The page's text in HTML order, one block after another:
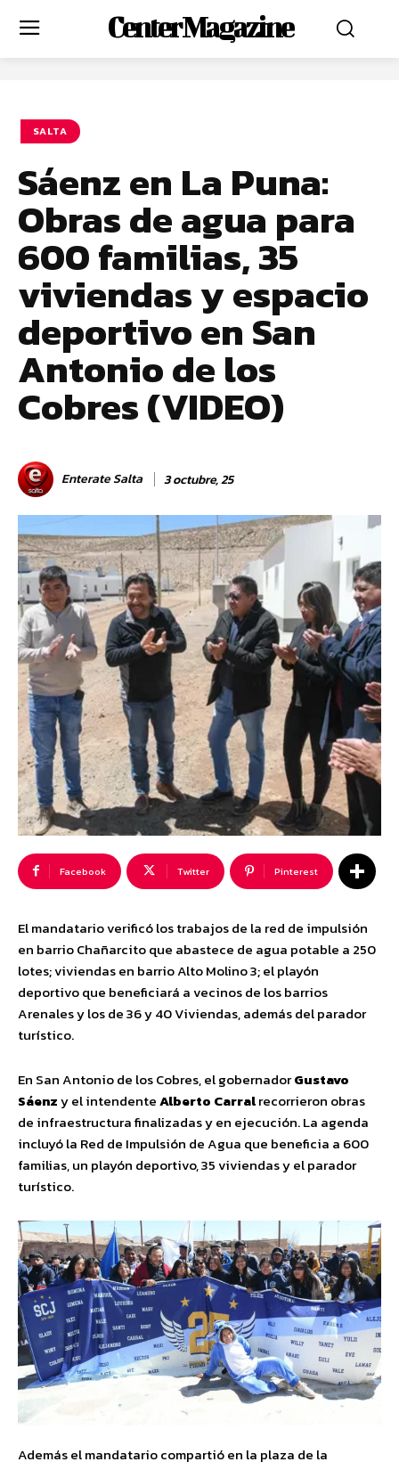
Center Magazine
SALTA
Sáenz en La Puna:
Obras de agua para
600 familias, 35
viviendas y espacio
deportivo en San
Antonio de los
Cobres (VIDEO)
Enterate Salta 3 octubre, 25
Facebook Twitter Pinterest
El mandatario verificó los trabajos de la red de impulsión
en barrio Chañarcito que abastece de agua potable a 250
lotes; viviendas en barrio Alto Molino 3; el playón
deportivo que beneficiará a vecinos de los barrios
Arenales y los de 36 y 40 Viviendas, además del parador
turístico.
En San Antonio de los Cobres, el gobernadorGustavo
Sáenzy el intendenteAlberto Carralrecorrieron obras
de infraestructura finalizadas y en ejecución. La agenda
incluyó la Red de Impulsión de Agua que beneficia a 600
familias, un playón deportivo, 35 viviendas y el parador
turístico.
Además el mandatario compartió en la plaza de la